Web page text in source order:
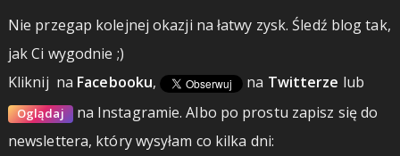
Nie przegap kolejnej okazji na łatwy zysk. Śledź blog tak,
jak Ci wygodnie ;)
Kliknij na Facebooku, na Twitterze lub
Oglądaj na Instagramie.Albo po prostu zapisz się do
newslettera, który wysyłam co kilka dni: